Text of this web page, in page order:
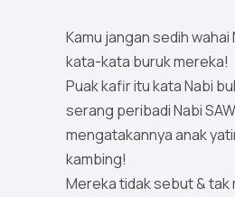
Kamu jangan sedih wahai
kata-kata buruk mereka!
Puak kafir itu kata Nabi
serang peribadi Nabi
mengatakannya anak
kambing!
Mereka tidak sebut & tak